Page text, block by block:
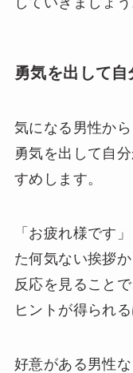
勇気を出して
気になる男性か
勇気を出して自
すめします。
「お疲れ様です
た何気ない挨拶
反応を見ること
ヒントが得られる
好意がある男性